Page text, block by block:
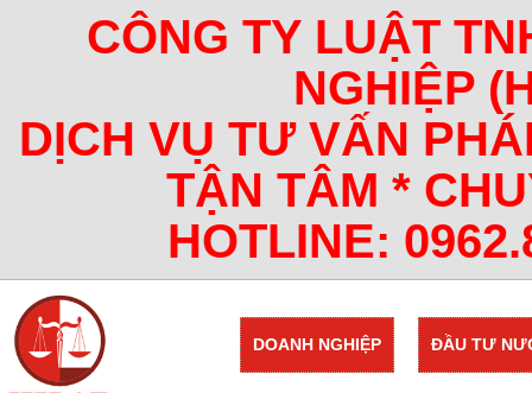
CÔNG TY LUẬT
NGHIỆP
DỊCH VỤ TƯ VẤN
TẬN TÂM *
HOTLINE:
ĐẦU TƯ
DOANH NGHIỆP